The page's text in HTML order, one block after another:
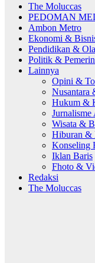
The Moluccas
PEDOMAN
Ambon Metro
Ekonomi &
Pendidikan &
Politik &
Lainnya
Opini &
Nusantara
Hukum &
Wisata &
Hiburan &
Konseling
Iklan Baris
Fhoto &
Redaksi
The Moluccas